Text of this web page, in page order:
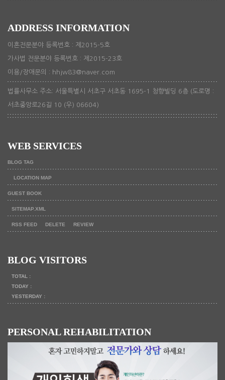
ADDRESS INFORMATION
이혼전문분야 등록번호 : 제2015-5호
가사법 전문분야 등록번호 : 제2015-23호
이용/장애문의 : hhjw83@naver.com
법률사무소 주소: 서울특별시 서초구 서초동 1695-1 청향빌딩 6층 (도로명 :
서초중앙로26길 10 (우) 06604)
WEB SERVICES
BLOG TAG
LOCATION MAP
GUEST BOOK
SITEMAP.XML
RSS FEED DELETE REVIEW
BLOG VISITORS
TOTAL :
TODAY :
YESTERDAY :
PERSONAL REHABILITATION